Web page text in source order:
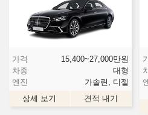
가격 15,400~27,000만원
차종
대형
엔진
가솔린, 디젤
상세 보기
견적 내기